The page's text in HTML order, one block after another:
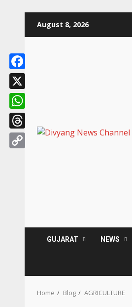
August 8, 2026
GUJARAT NEWS
Home Blog AGRICULTURE
Facebook
X
WhatsApp
Threads